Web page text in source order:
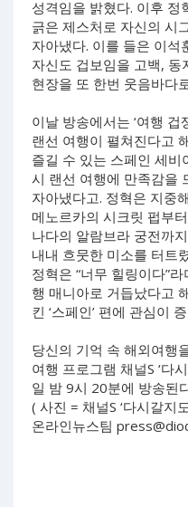
성격임을 밝혔다. 이후 정
긁은 제스처로 자신의 시
자아냈다. 이를 들은 이석
자신도 겁보임을 고백, 동
현장을 또 한번 웃음바다
이날 방송에서는 ‘여행 겁
랜선 여행이 펼쳐진다고
즐길 수 있는 스페인 세비
시 랜선 여행에 만족감을
자아냈다고. 정혁은 지중
메노르카의 시크릿 펍부
나다의 알람브라 궁전까
내내 흐뭇한 미소를 터트
정혁은 “너무 힐링이다”
행 매니아로 거듭났다고
킨 ‘스페인’ 편에 관심이
당신의 기억 속 해외여행
여행 프로그램 채널S ‘다
일 밤 9시 20분에 방송된
( 사진 = 채널S ‘다시갈지
온라인뉴스팀